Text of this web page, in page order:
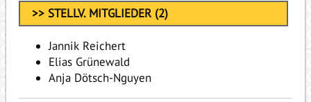
>> STELLV. MITGLIEDER (2)
Jannik Reichert
Elias Grünewald
Anja Dötsch-Nguyen